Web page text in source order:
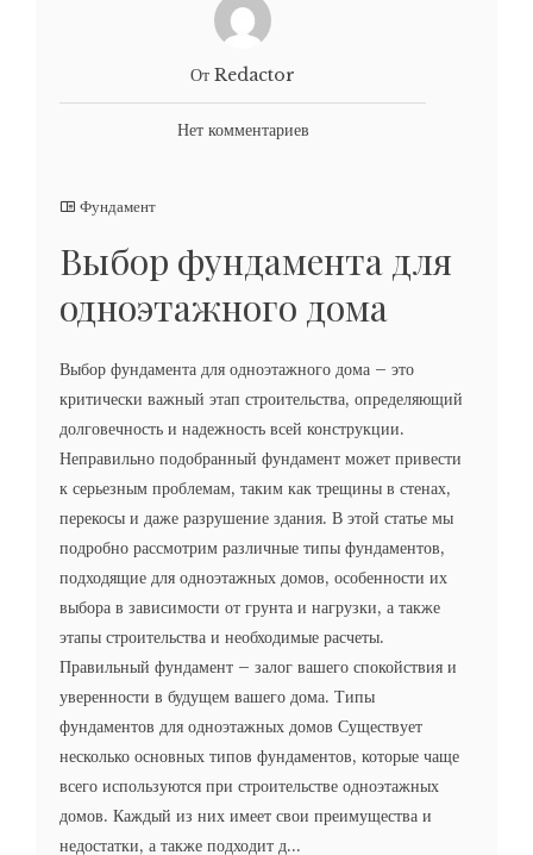
От Redactor
Нет комментариев
Фундамент
Выбор фундамента для
одноэтажного дома
Выбор фундамента для одноэтажного дома – это
критически важный этап строительства, определяющий
долговечность и надежность всей конструкции.
Неправильно подобранный фундамент может привести
к серьезным проблемам, таким как трещины в стенах,
перекосы и даже разрушение здания. В этой статье мы
подробно рассмотрим различные типы фундаментов,
подходящие для одноэтажных домов, особенности их
выбора в зависимости от грунта и нагрузки, а также
этапы строительства и необходимые расчеты.
Правильный фундамент – залог вашего спокойствия и
уверенности в будущем вашего дома. Типы
фундаментов для одноэтажных домов Существует
несколько основных типов фундаментов, которые чаще
всего используются при строительстве одноэтажных
домов. Каждый из них имеет свои преимущества и
недостатки, а также подходит д...